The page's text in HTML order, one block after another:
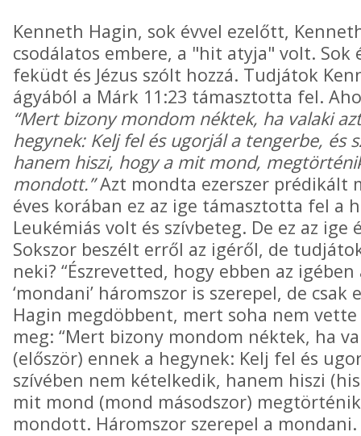
Kenneth Hagin, sok évvel ezelőtt,
csodálatos embere, a "hit atyja" volt. Sok
feküdt és Jézus szólt hozzá. Tudjátok
ágyából a Márk 11:23 támasztotta fel.
“Mert bizony mondom néktek, ha valaki
hegynek: Kelj fel és ugorjál a tengerbe, és
hanem hiszi, hogy a mit mond,
mondott.”Azt mondta ezerszer prédikált
éves korában ez az ige támasztotta fel a
Leukémiás volt és szívbeteg. De ez az
Sokszor beszélt erről az igéről, de
neki? “Észrevetted, hogy ebben az igében
‘mondani’ háromszor is szerepel, de csak
Hagin megdöbbent, mert soha nem vette
meg: “Mert bizony mondom néktek, ha
(először) ennek a hegynek: Kelj fel és
szívében nem kételkedik, hanem hiszi
mit mond (mond másodszor)
mondott. Háromszor szerepel a mondani.